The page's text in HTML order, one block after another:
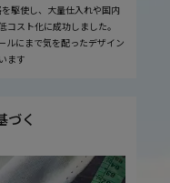
駆使し、大量仕入れや国内
スト化に成功しました。
ルにまで気を配ったデザイン
ます
づく